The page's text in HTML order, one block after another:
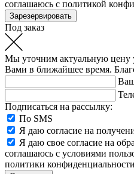
соглашаюсь с политикой
Под заказ
Мы уточним актуальную цену
Вами в ближайшее время.
Подписаться на рассылку:
По SMS
Я даю согласие на
Я даю свое согласие на
соглашаюсь с условиями
политики конфиденциальности